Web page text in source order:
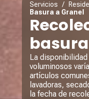
Servicios /
Basura a Granel
La
voluminosos
artículos
lavadoras,
la fecha de